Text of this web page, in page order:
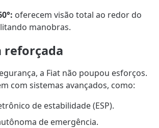
oferecem visão total ao redor do
manobras.
reforçada
a Fiat não poupou esforços.
com sistemas avançados, como:
de estabilidade (ESP).
de emergência.